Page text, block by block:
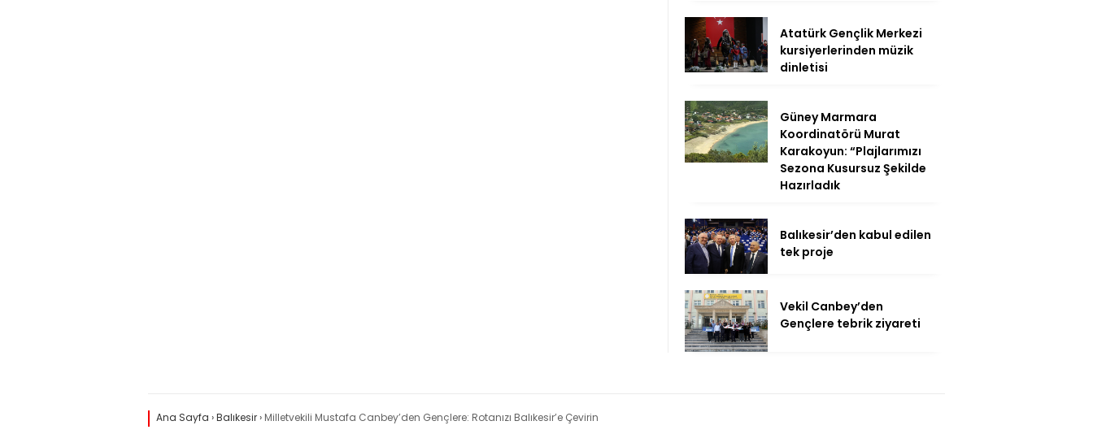
Atatürk Gençlik Merkezi
kursiyerlerinden müzik
dinletisi
Güney Marmara
Koordinatörü Murat
Karakoyun: “Plajlarımızı
Sezona Kusursuz Şekilde
Hazırladık
Balıkesir’den kabul edilen
tek proje
Vekil Canbey’den
Gençlere tebrik ziyareti
Ana Sayfa ›Balıkesir› Milletvekili Mustafa Canbey’den Gençlere: Rotanızı Balıkesir’e Çevirin